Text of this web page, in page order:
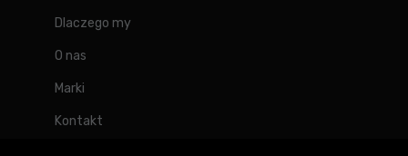
Dlaczego my
O nas
Marki
Kontakt